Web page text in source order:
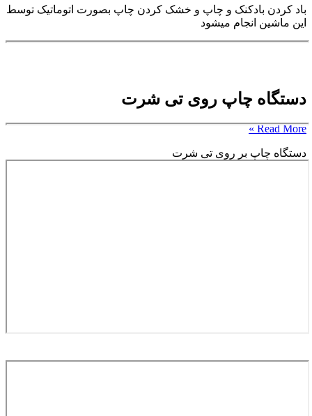
باد کردن بادکنک و چاپ و خشک کردن چاپ بصورت اتوماتیک توسط
این ماشین انجام میشود
دستگاه چاپ روی تی شرت
Read More »
دستگاه چاپ بر روی تی شرت